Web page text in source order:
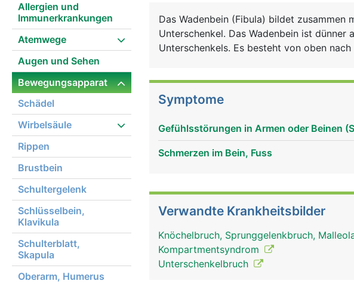
Allergien und
Immunerkrankungen
Atemwege
Augen und Sehen
Bewegungsapparat
Schädel
Wirbelsäule
Rippen
Brustbein
Schultergelenk
Schlüsselbein,
Klavikula
Schulterblatt,
Skapula
Oberarm, Humerus
Das Wadenbein (Fibula) bildet zusammen
Unterschenkel. Das Wadenbein ist dünner
Unterschenkels. Es besteht von oben
Symptome
Gefühlsstörungen in Armen oder Beinen
Schmerzen im Bein, Fuss
Verwandte Krankheitsbilder
Knöchelbruch, Sprunggelenkbruch,
Kompartmentsyndrom
Unterschenkelbruch